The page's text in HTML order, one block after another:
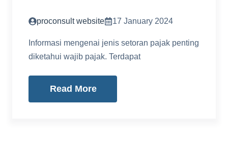
proconsult website 17 January 2024
Informasi mengenai jenis setoran pajak penting
diketahui wajib pajak. Terdapat
Read More